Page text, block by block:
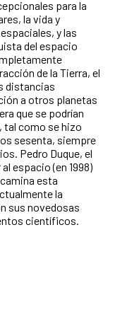
para la
la vida y
y las
del espacio
de la Tierra, el
distancias
a otros planetas
que se podrían
tal como se hizo
sesenta, siempre
Pedro Duque, el
espacio (en 1998)
esta
la
sus novedosas
científicos.